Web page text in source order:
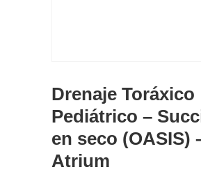
Drenaje Toráxico
Pediátrico –
en seco (OASIS)
Atrium